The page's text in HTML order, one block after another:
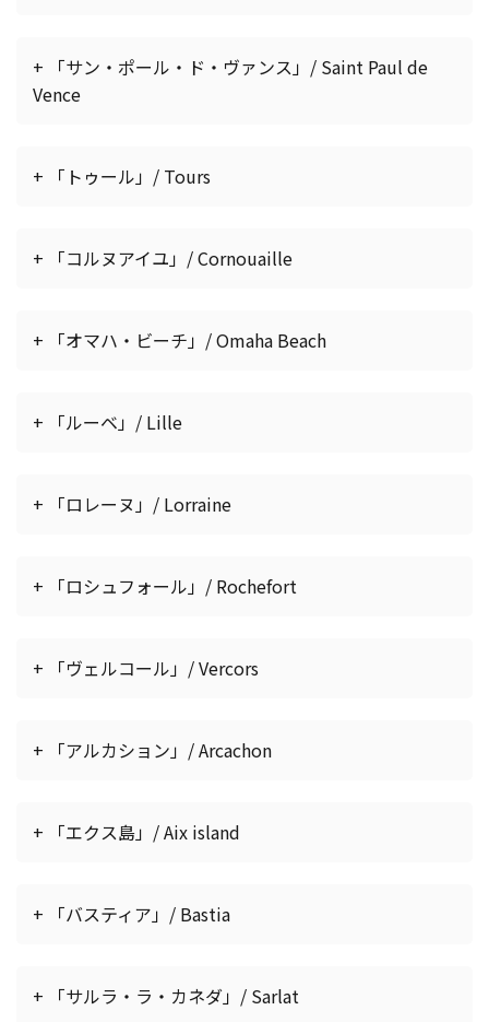
+ 「サン・ポール・ド・ヴァンス」/ Saint Paul de
Vence
+ 「トゥール」/ Tours
+ 「コルヌアイユ」/ Cornouaille
+ 「オマハ・ビーチ」/ Omaha Beach
+ 「ルーベ」/ Lille
+ 「ロレーヌ」/ Lorraine
+ 「ロシュフォール」/ Rochefort
+ 「ヴェルコール」/ Vercors
+ 「アルカション」/ Arcachon
+ 「エクス島」/ Aix island
+ 「バスティア」/ Bastia
+ 「サルラ・ラ・カネダ」/ Sarlat